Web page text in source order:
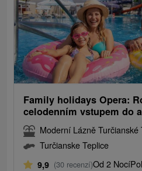
Family holidays Opera:
celodenním vstupem do
Moderní Lázně Turčianské
Turčianske Teplice
9,9 (30 recenzí)Od 2 Nocí